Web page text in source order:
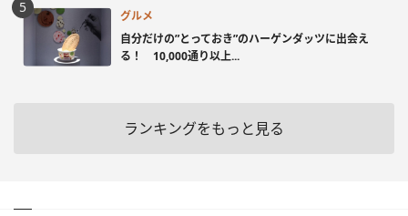
グルメ
自分だけの”とっておき”のハーゲンダッツに出会え
る！ 10,000通り以上...
ランキングをもっと見る